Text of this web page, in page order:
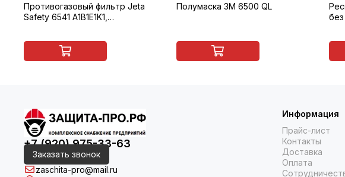
Противогазовый фильтр Jeta
Safety 6541 A1B1E1K1,
Полумаска 3M 6500 QL
без
+7 (920) 975-33-63
Заказать звонок
zaschita-pro@mail.ru
Информация
Прайс-лист
Контакты
Доставка
Оплата